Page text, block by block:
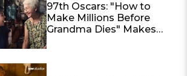
97th Oscars: "How to
Make Millions Before
Grandma Dies" Makes